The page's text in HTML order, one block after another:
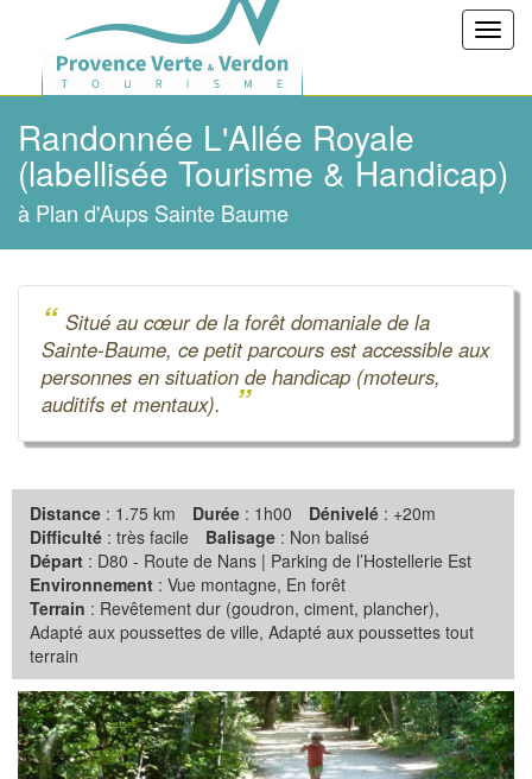
Randonnée L'Allée Royale
(labellisée Tourisme & Handicap)
à Plan d'Aups Sainte Baume
“ Situé au cœur de la forêt domaniale de la
Sainte-Baume, ce petit parcours est accessible aux
personnes en situation de handicap (moteurs,
auditifs et mentaux).
”
Distance : 1.75 km Durée : 1h00 Dénivelé : +20m
Difficulté : très facile Balisage : Non balisé
Départ : D80 - Route de Nans | Parking de l’Hostellerie Est
Environnement : Vue montagne, En forêt
Terrain : Revêtement dur (goudron, ciment, plancher),
Adapté aux poussettes de ville, Adapté aux poussettes tout
terrain
Précédent